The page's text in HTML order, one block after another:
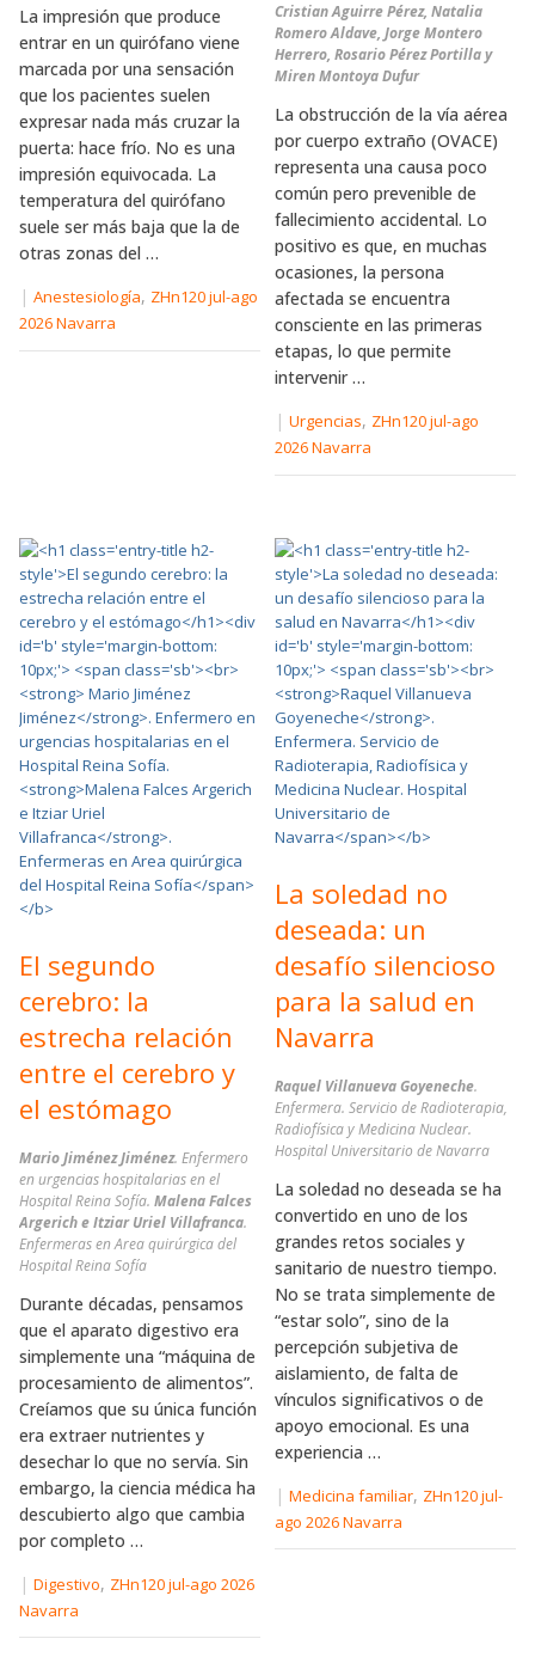
La impresión que produce
entrar en un quirófano viene
marcada por una sensación
que los pacientes suelen
expresar nada más cruzar la
puerta: hace frío. No es una
impresión equivocada. La
temperatura del quirófano
suele ser más baja que la de
otras zonas del …
| Anestesiología, ZHn120 jul-ago
2026 Navarra
Cristian Aguirre Pérez, Natalia
Romero Aldave, Jorge Montero
Herrero, Rosario Pérez Portilla y
Miren Montoya Dufur
La obstrucción de la vía aérea
por cuerpo extraño (OVACE)
representa una causa poco
común pero prevenible de
fallecimiento accidental. Lo
positivo es que, en muchas
ocasiones, la persona
afectada se encuentra
consciente en las primeras
etapas, lo que permite
intervenir …
|Urgencias, ZHn120 jul-ago
2026 Navarra
El segundo
cerebro: la
estrecha relación
entre el cerebro y
el estómago
Mario Jiménez Jiménez. Enfermero
en urgencias hospitalarias en el
Hospital Reina Sofía. Malena Falces
Argerich e Itziar Uriel Villafranca.
Enfermeras en Area quirúrgica del
Hospital Reina Sofía
Durante décadas, pensamos
que el aparato digestivo era
simplemente una “máquina de
procesamiento de alimentos”.
Creíamos que su única función
era extraer nutrientes y
desechar lo que no servía. Sin
embargo, la ciencia médica ha
descubierto algo que cambia
por completo …
| Digestivo, ZHn120 jul-ago 2026
Navarra
La soledad no
deseada: un
desafío silencioso
para la salud en
Navarra
Raquel Villanueva Goyeneche.
Enfermera. Servicio de Radioterapia,
Radiofísica y Medicina Nuclear.
Hospital Universitario de Navarra
La soledad no deseada se ha
convertido en uno de los
grandes retos sociales y
sanitario de nuestro tiempo.
No se trata simplemente de
“estar solo”, sino de la
percepción subjetiva de
aislamiento, de falta de
vínculos significativos o de
apoyo emocional. Es una
experiencia …
|Medicina familiar, ZHn120 jul-
ago 2026 Navarra